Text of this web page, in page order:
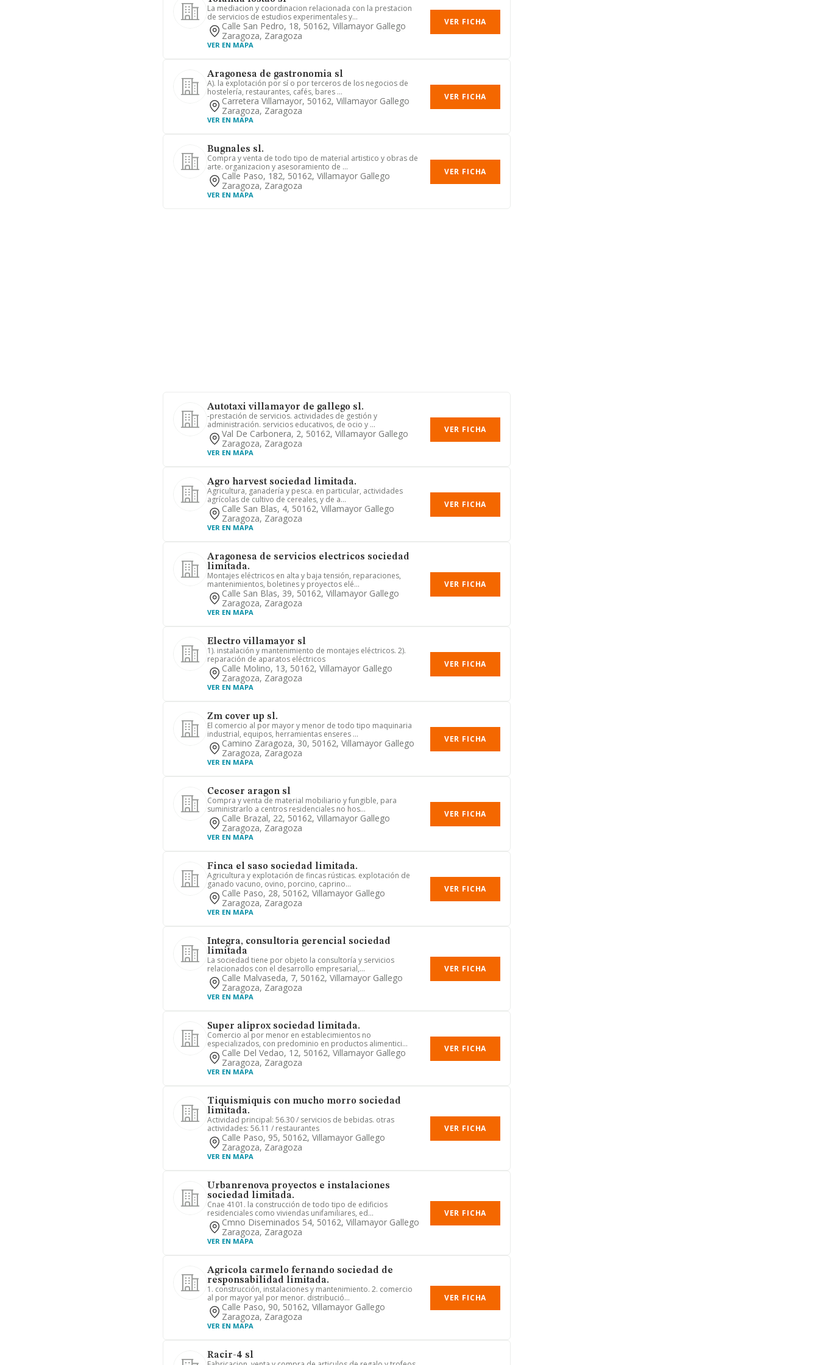
La mediacion y coordinacion relacionada con la prestacion
de servicios de estudios experimentales y...
Calle San Pedro, 18, 50162, Villamayor Gallego
Zaragoza, Zaragoza
VER EN MAPA
VER FICHA
Aragonesa de gastronomia sl
A). la explotación por sí o por terceros de los negocios de
hostelería, restaurantes, cafés, bares ...
Carretera Villamayor, 50162, Villamayor Gallego
Zaragoza, Zaragoza
VER EN MAPA
VER FICHA
Bugnales sl.
Compra y venta de todo tipo de material artistico y obras de
arte. organizacion y asesoramiento de ...
Calle Paso, 182, 50162, Villamayor Gallego
Zaragoza, Zaragoza
VER EN MAPA
VER FICHA
Autotaxi villamayor de gallego sl.
-prestación de servicios. actividades de gestión y
administración. servicios educativos, de ocio y ...
Val De Carbonera, 2, 50162, Villamayor Gallego
Zaragoza, Zaragoza
VER EN MAPA
VER FICHA
Agro harvest sociedad limitada.
Agricultura, ganadería y pesca. en particular, actividades
agrícolas de cultivo de cereales, y de a...
Calle San Blas, 4, 50162, Villamayor Gallego
Zaragoza, Zaragoza
VER EN MAPA
VER FICHA
Aragonesa de servicios electricos sociedad
limitada.
Montajes eléctricos en alta y baja tensión, reparaciones,
mantenimientos, boletines y proyectos elé...
Calle San Blas, 39, 50162, Villamayor Gallego
Zaragoza, Zaragoza
VER EN MAPA
VER FICHA
Electro villamayor sl
1). instalación y mantenimiento de montajes eléctricos. 2).
reparación de aparatos eléctricos
Calle Molino, 13, 50162, Villamayor Gallego
Zaragoza, Zaragoza
VER EN MAPA
VER FICHA
Zm cover up sl.
El comercio al por mayor y menor de todo tipo maquinaria
industrial, equipos, herramientas enseres ...
Camino Zaragoza, 30, 50162, Villamayor Gallego
Zaragoza, Zaragoza
VER EN MAPA
VER FICHA
Cecoser aragon sl
Compra y venta de material mobiliario y fungible, para
suministrarlo a centros residenciales no hos...
Calle Brazal, 22, 50162, Villamayor Gallego
Zaragoza, Zaragoza
VER EN MAPA
VER FICHA
Finca el saso sociedad limitada.
Agricultura y explotación de fincas rústicas. explotación de
ganado vacuno, ovino, porcino, caprino...
Calle Paso, 28, 50162, Villamayor Gallego
Zaragoza, Zaragoza
VER EN MAPA
VER FICHA
Integra, consultoria gerencial sociedad
limitada
La sociedad tiene por objeto la consultoría y servicios
relacionados con el desarrollo empresarial,...
Calle Malvaseda, 7, 50162, Villamayor Gallego
Zaragoza, Zaragoza
VER EN MAPA
VER FICHA
Super aliprox sociedad limitada.
Comercio al por menor en establecimientos no
especializados, con predominio en productos alimentici...
Calle Del Vedao, 12, 50162, Villamayor Gallego
Zaragoza, Zaragoza
VER EN MAPA
VER FICHA
Tiquismiquis con mucho morro sociedad
limitada.
Actividad principal: 56.30 / servicios de bebidas. otras
actividades: 56.11 / restaurantes
Calle Paso, 95, 50162, Villamayor Gallego
Zaragoza, Zaragoza
VER EN MAPA
VER FICHA
Urbanrenova proyectos e instalaciones
sociedad limitada.
Cnae 4101. la construcción de todo tipo de edificios
residenciales como viviendas unifamiliares, ed...
Cmno Diseminados 54, 50162, Villamayor Gallego
Zaragoza, Zaragoza
VER EN MAPA
VER FICHA
Agricola carmelo fernando sociedad de
responsabilidad limitada.
1. construcción, instalaciones y mantenimiento. 2. comercio
al por mayor yal por menor. distribució...
Calle Paso, 90, 50162, Villamayor Gallego
Zaragoza, Zaragoza
VER EN MAPA
VER FICHA
Racir-4 sl